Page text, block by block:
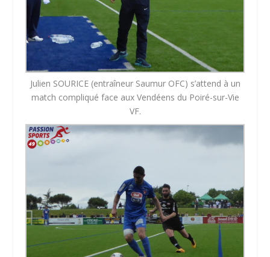
Julien SOURICE (entraîneur Saumur OFC) s’attend à un
match compliqué face aux Vendéens du Poiré-sur-Vie
VF.